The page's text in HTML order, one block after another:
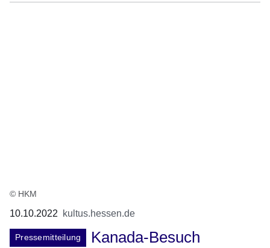
© HKM
10.10.2022 kultus.hessen.de
Pressemitteilung
Kanada-Besuch